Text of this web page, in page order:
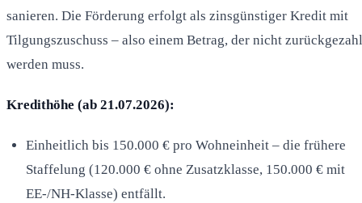
sanieren. Die Förderung erfolgt als zinsgünstiger Kredit mit
Tilgungszuschuss – also einem Betrag, der nicht
werden muss.
Kredithöhe (ab 21.07.2026):
Einheitlich bis 150.000 € pro Wohneinheit – die frühere
Staffelung (120.000 € ohne Zusatzklasse, 150.000 € mit
EE-/NH-Klasse) entfällt.